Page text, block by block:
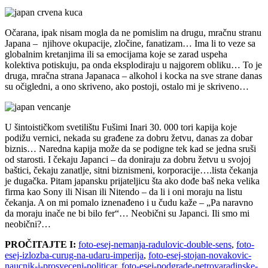
Očarana, ipak nisam mogla da ne pomislim na drugu, mračnu stranu
Japana – njihove okupacije, zločine, fanatizam… Ima li to veze sa
globalnim kretanjima ili sa emocijama koje se zarad uspeha
kolektiva potiskuju, pa onda eksplodiraju u najgorem obliku… To je
druga, mračna strana Japanaca – alkohol i kocka na sve strane danas
su očigledni, a ono skriveno, ako postoji, ostalo mi je skriveno…
U šintoističkom svetilištu Fušimi Inari 30. 000 tori kapija koje
podižu vernici, nekada su građene za dobru žetvu, danas za dobar
biznis… Naredna kapija može da se podigne tek kad se jedna sruši
od starosti. I čekaju Japanci – da doniraju za dobru žetvu u svojoj
baštici, čekaju zanatlje, sitni biznismeni, korporacije….lista čekanja
je dugačka. Pitam japansku prijateljicu šta ako dođe baš neka velika
firma kao Sony ili Nisan ili Nitendo – da li i oni moraju na listu
čekanja. A on mi pomalo iznenađeno i u čudu kaže – „Pa naravno
da moraju inače ne bi bilo fer“… Neobični su Japanci. Ili smo mi
neobični?…
PROČITAJTE I: foto-esej-nemanja-radulovic-double-sens, foto-
esej-izlozba-curug-na-udaru-imperija, foto-esej-stojan-novakovic-